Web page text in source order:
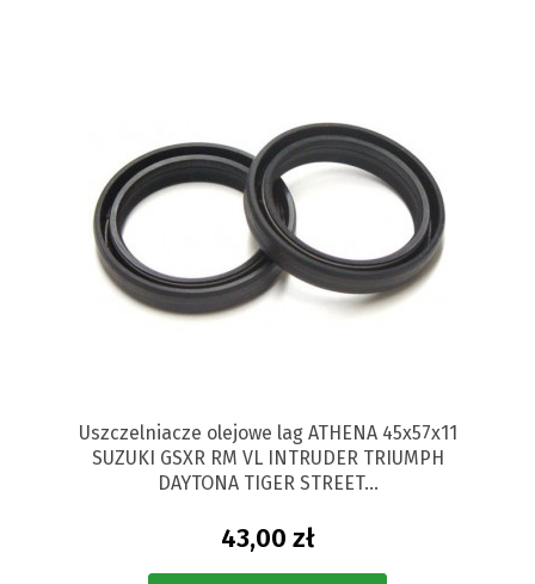
Uszczelniacze olejowe lag ATHENA 45x57x11
SUZUKI GSXR RM VL INTRUDER TRIUMPH
DAYTONA TIGER STREET...
43,00 zł